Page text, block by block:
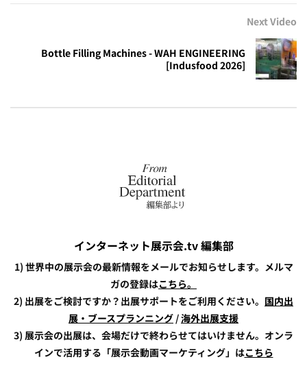
Next Video
Bottle Filling Machines - WAH ENGINEERING
[Indusfood 2026]
インターネット展示会.tv 編集部
1) 世界中の展示会の最新情報をメールでお知らせします。メルマ
ガの登録はこちら。
2) 出展をご検討ですか？出展サポートをご利用ください。 国内出
展・ブースプランニング /海外出展支援
3) 展示会の出展は、会場だけで終わらせてはいけません。オンラ
インで活用する「展示会動画マーケティング」はこちら